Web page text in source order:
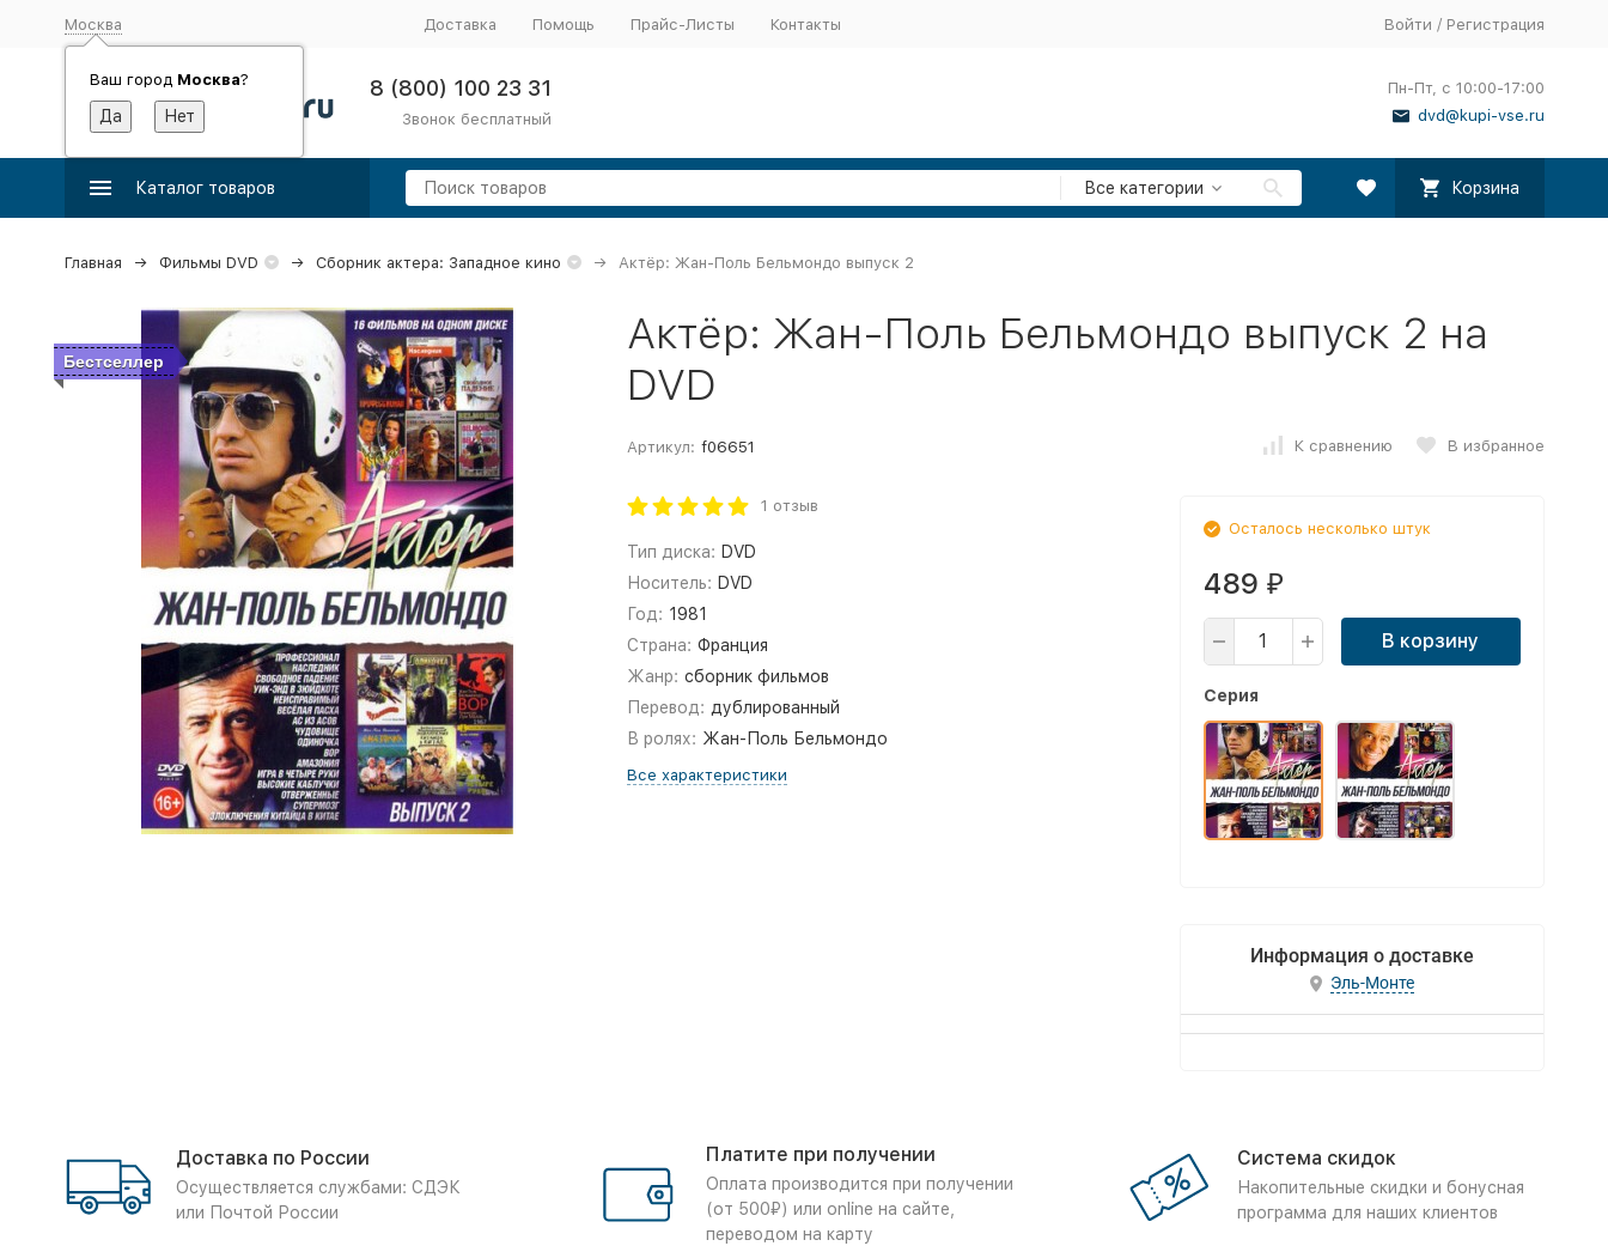
Москва
Ваш город Москва?
Доставка Помощь Прайс-Листы Контакты Войти / Регистрация
8 (800) 100 23 31
Звонок бесплатный
Пн-Пт, с 10:00-17:00
dvd@kupi-vse.ru
Каталог товаров Все категории Корзина
Главная Фильмы DVD Сборник актера: Западное кино Актёр: Жан-Поль Бельмондо выпуск 2
Бестселлер
Актёр: Жан-Поль Бельмондо выпуск 2 на
DVD
Артикул: f06651 К сравнению В избранное
1 отзыв
Тип диска: DVD
Носитель: DVD
Год: 1981
Страна: Франция
Жанр: сборник фильмов
Перевод: дублированный
В ролях: Жан-Поль Бельмондо
Все характеристики
Осталось несколько штук
489 ₽
В корзину
Серия
Информация о доставке
Эль-Монте
Доставка по России
Осуществляется службами: СДЭК
или Почтой России
Платите при получении
Оплата производится при получении
(от 500₽) или online на сайте,
переводом на карту
Система скидок
Накопительные скидки и бонусная
программа для наших клиентов